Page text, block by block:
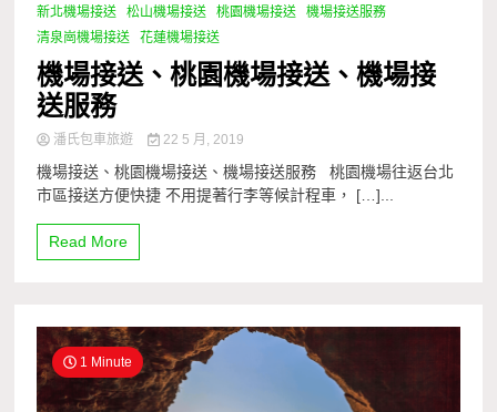
新北機場接送
松山機場接送 桃園機場接送
機場接送服務
清泉崗機場接送
花蓮機場接送
機場接送、桃園機場接送、機場接
送服務
潘氏包車旅遊 22 5 月, 2019
機場接送、桃園機場接送、機場接送服務 桃園機場往返台北
市區接送方便快捷 不用提著行李等候計程車， […]...
Read More
1 Minute